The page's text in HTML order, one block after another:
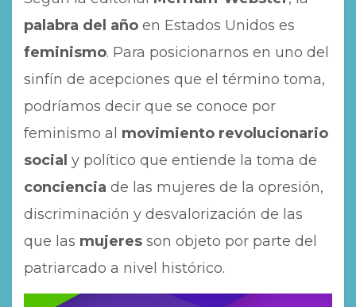
palabra del año en Estados Unidos es
feminismo. Para posicionarnos en uno del
sinfín de acepciones que el término toma,
podríamos decir que se conoce por
feminismo al movimiento revolucionario
social y político que entiende la toma de
conciencia de las mujeres de la opresión,
discriminación y desvalorización de las
que las mujeres son objeto por parte del
patriarcado a nivel histórico.